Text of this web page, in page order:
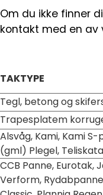
Om du ikke finner
kontakt med en av
TAKTYPE
Tegl, betong og
Trapesplatem
Alsvåg, Kami, Kami
(gml) Plegel,
CCB Panne, Eurotak,
Verform,